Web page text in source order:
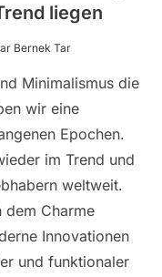
liegen
Bernek Tar
Minimalismus die
wir eine
Epochen.
im Trend und
weltweit.
dem Charme
Innovationen
und funktionaler